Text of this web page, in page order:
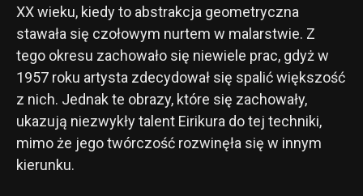
XX wieku, kiedy to abstrakcja geometryczna
stawała się czołowym nurtem w malarstwie. Z
tego okresu zachowało się niewiele prac, gdyż w
1957 roku artysta zdecydował się spalić większość
z nich. Jednak te obrazy, które się zachowały,
ukazują niezwykły talent Eirikura do tej techniki,
mimo że jego twórczość rozwinęła się w innym
kierunku.